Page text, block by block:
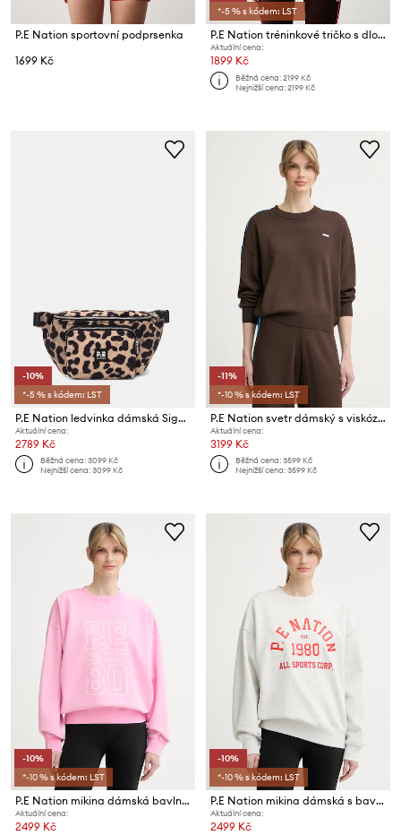
P.E Nation sportovní podprsenka
1699 Kč
*-5 % s kódem: LST
P.E Nation tréninkové tričko s dlouhým rukávem dámské Routine
Aktuální cena:
1899 Kč
Běžná cena:2199 Kč
Nejnižší cena:2199 Kč
-10%
*-5 % s kódem: LST
P.E Nation ledvinka dámská Signature
Aktuální cena:
2789 Kč
Běžná cena:3099 Kč
Nejnižší cena:3099 Kč
-11%
*-10 % s kódem: LST
P.E Nation svetr dámský s viskózou Retreat
Aktuální cena:
3199 Kč
Běžná cena:3599 Kč
Nejnižší cena:3599 Kč
-10%
*-10 % s kódem: LST
P.E Nation mikina dámská bavlněná Elysian
Aktuální cena:
2499 Kč
-10%
*-10 % s kódem: LST
P.E Nation mikina dámská s bavlnou Backspin
Aktuální cena:
2499 Kč